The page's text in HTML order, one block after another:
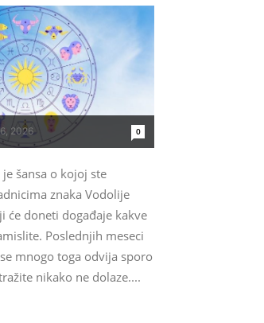
2026 0
šansa o kojoj ste
znaka Vodolije
će doneti događaje kakve
Poslednjih meseci
mnogo toga odvija sporo
nikako ne dolaze....